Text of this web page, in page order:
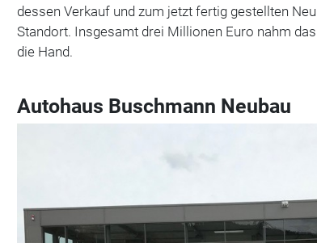
dessen Verkauf und zum jetzt fertig gestellten
Standort. Insgesamt drei Millionen Euro nahm
die Hand.
Autohaus Buschmann Neubau